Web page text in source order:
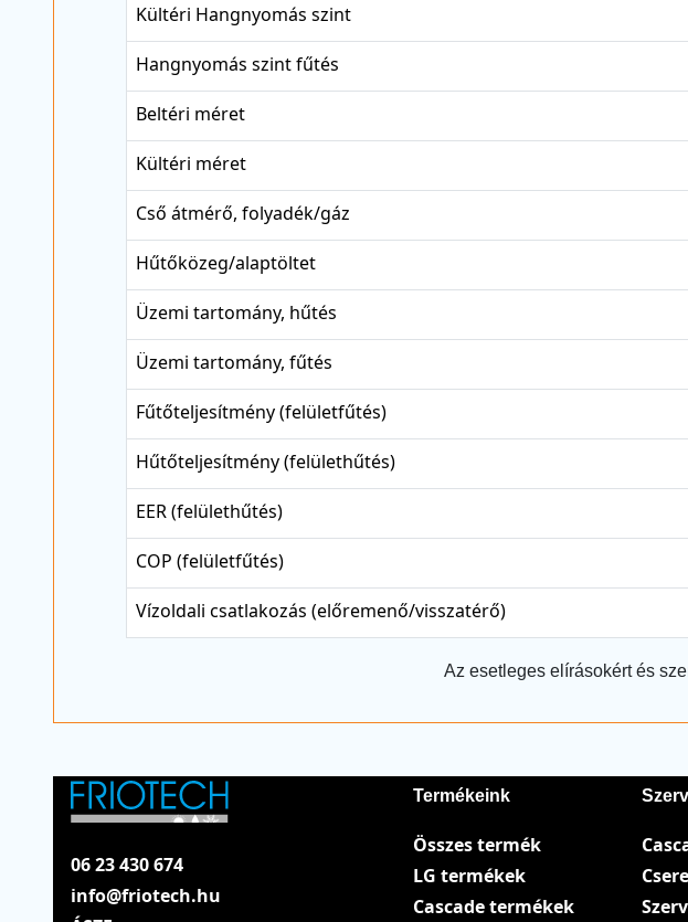
Kültéri Hangnyomás szint
Hangnyomás szint fűtés
Beltéri méret
Kültéri méret
Cső átmérő, folyadék/gáz
Hűtőközeg/alaptöltet
Üzemi tartomány, hűtés
Üzemi tartomány, fűtés
Fűtőteljesítmény (felületfűtés)
Hűtőteljesítmény (felülethűtés)
EER (felülethűtés)
COP (felületfűtés)
Vízoldali csatlakozás (előremenő/visszatérő)
Az esetleges elírásokért és
06 23 430 674
info@friotech.hu
Termékeink
Összes termék
LG termékek
Cascade termékek